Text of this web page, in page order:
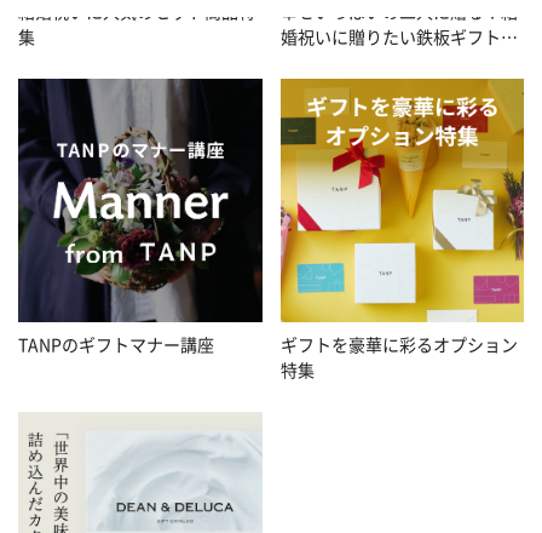
集
婚祝いに贈りたい鉄板ギフト特
TANPのギフトマナー講座
ギフトを豪華に彩るオプション
特集